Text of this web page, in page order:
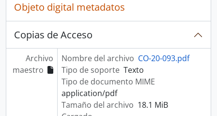
Objeto digital metadatos
Copias de Acceso
Archivo
maestro
Nombre del archivo CO-20-093.pdf
Tipo de soporte Texto
Tipo de documento MIME
application/pdf
Tamaño del archivo 18.1 MiB